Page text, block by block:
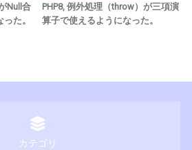
Null合
た。
PHP8, 例外処理（throw）が三項演
算子で使えるようになった。
カテゴリ